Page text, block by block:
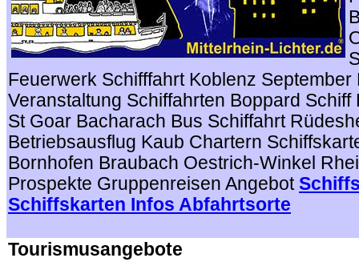
Feuerwerk Schifffahrt Koblenz
Veranstaltung Schiffahrten Boppard Schiff
St Goar Bacharach Bus Schiffahrt
Betriebsausflug Kaub Chartern
Bornhofen Braubach Oestrich-Winkel
Prospekte Gruppenreisen Angebot
Schiffskarten Infos Abfahrtsorte
Tourismusangebote